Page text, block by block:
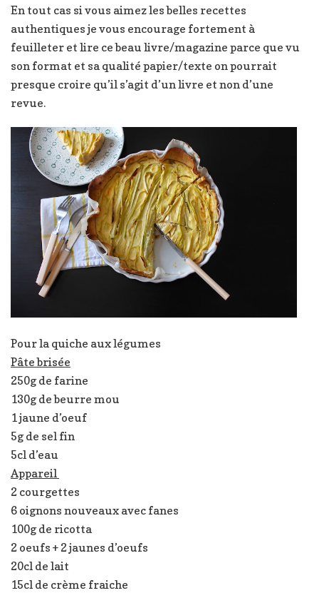
En tout cas si vous aimez les belles recettes
authentiques je vous encourage fortement à
feuilleter et lire ce beau livre/magazine parce que vu
son format et sa qualité papier/texte on pourrait
presque croire qu’il s’agit d’un livre et non d’une
revue.
Pour la quiche aux légumes
Pâte brisée
250g de farine
130g de beurre mou
1 jaune d’oeuf
5g de sel fin
5cl d’eau
Appareil
2 courgettes
6 oignons nouveaux avec fanes
100g de ricotta
2 oeufs + 2 jaunes d’oeufs
20cl de lait
15cl de crème fraiche